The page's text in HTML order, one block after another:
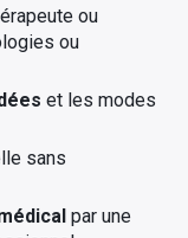
ou
ou
et les modes
sans
par une